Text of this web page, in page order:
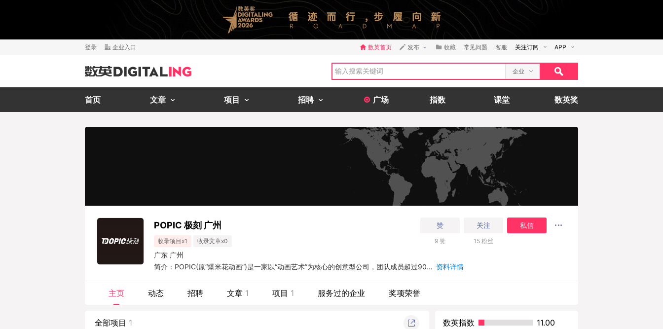
登录 企业入口 数英首页 发布 收藏 常见问题 客服 关注订阅 APP
企业
首页 文章 项目 招聘 广场 指数 课堂 数英奖
POPIC 极刻 广州
收录项目x1 收录文章x0
赞 关注 私信
9 赞 15 粉丝
广东 广州
简介：POPIC(原“爆米花动画”)是一家以“动画艺术”为核心的创意型公司，团队成员超过90%
艺术创新和技术突破为载体来呈现我们内心的故事。创作出高品质的三维动画是公司发展的
资料详情
主页 动态 招聘 文章 1 项目 1 服务过的企业 奖项荣誉
全部项目 1 数英指数 11.00